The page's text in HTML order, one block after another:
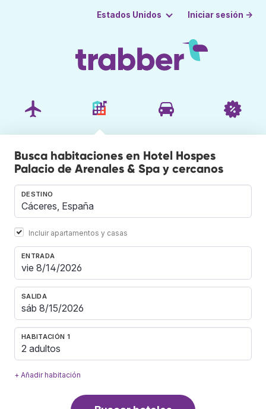
Estados Unidos Iniciar sesión →
Busca habitaciones en Hotel Hospes
Palacio de Arenales & Spa y cercanos
DESTINO
Incluir apartamentos y casas
ENTRADA
SALIDA
HABITACIÓN 1
2 adultos
+ Añadir habitación